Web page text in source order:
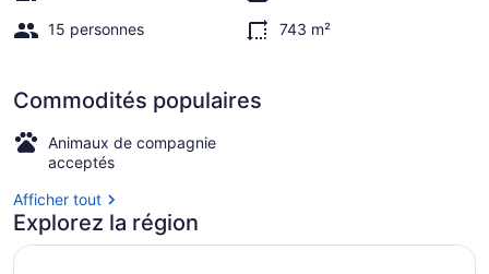
Pool,
Tub,
Gym,
Gameroom,
Steamroom
15 personnes 743 m²
Commodités populaires
Animaux de compagnie
acceptés
Afficher tout
Explorez la région